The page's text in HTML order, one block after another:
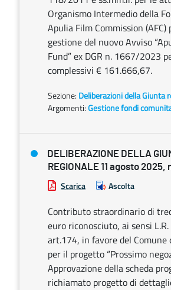
Organismo Intermedio della
Apulia Film Commission (AFC)
gestione del nuovo Avviso
Fund” ex DGR n. 1667/2023
complessivi € 161.666,67.
Sezione: Deliberazioni della Giunta
Argomenti:Gestione fondi
DELIBERAZIONE DELLA
REGIONALE 11 agosto 2025,
Scarica Ascolta
Contributo straordinario di
euro riconosciuto, ai sensi
art.174, in favore del
per il progetto “Prossimo
Approvazione della scheda
richiamato progetto di